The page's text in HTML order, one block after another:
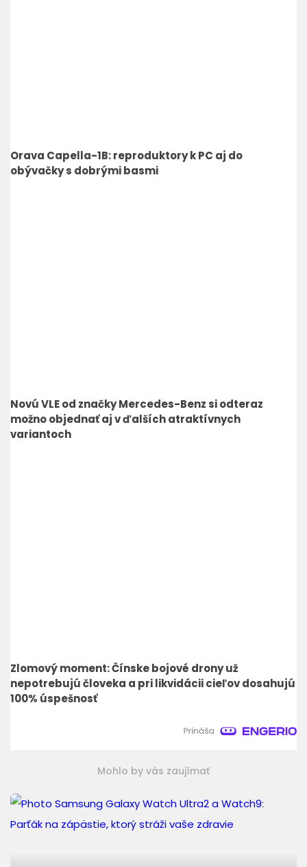
Orava Capella-1B: reproduktory k PC aj do
obývačky s dobrými basmi
Novú VLE od značky Mercedes-Benz si odteraz
možno objednať aj v ďalších atraktívnych
variantoch
Zlomový moment: Čínske bojové drony už
nepotrebujú človeka a pri likvidácii cieľov dosahujú
100% úspešnosť
Mohlo by vás zaujímať